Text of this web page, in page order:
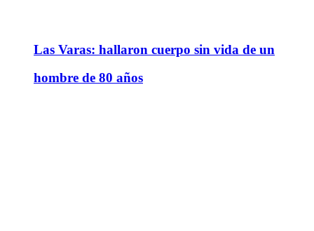
Las Varas: hallaron cuerpo sin vida de un
hombre de 80 años